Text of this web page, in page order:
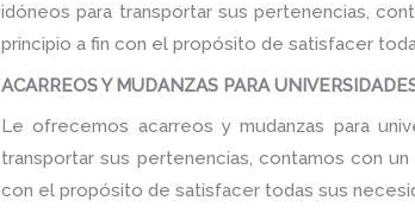
idóneos para transportar sus pertenencias,
principio a fin con el propósito de satisfacer
ACARREOS Y MUDANZAS PARA
Le ofrecemos acarreos y mudanzas para
transportar sus pertenencias, contamos con
con el propósito de satisfacer todas sus